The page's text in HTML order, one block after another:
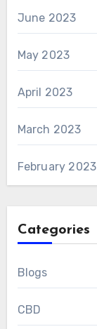
June 2023
May 2023
April 2023
March 2023
February 2023
Categories
Blogs
CBD